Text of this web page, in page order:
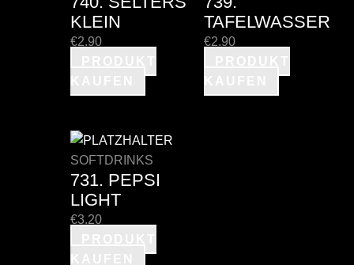
KLEIN
€2.90
TAFELWASSER
€2.90
SOFTDRINKS
731. PEPSI
LIGHT
€3.20